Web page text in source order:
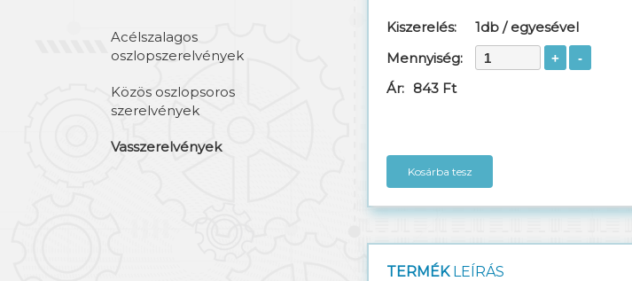
Acélszalagos
oszlopszerelvények
Közös oszlopsoros
szerelvények
Vasszerelvények
Kiszerelés:
1db / egyesével
Mennyiség:
Ár: 843 Ft
Kosárba tesz
TERMÉKLEÍRÁS